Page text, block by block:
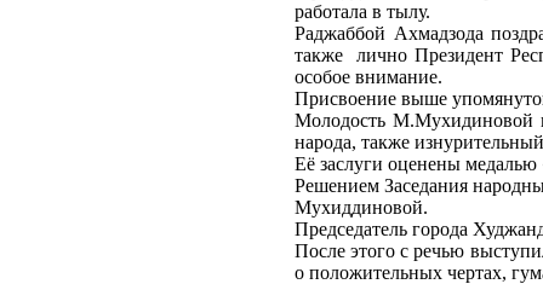
работала в тылу.
Раджаббой Ахмадзода
также лично Президент
особое внимание.
Присвоение выше
Молодость М.Мухидиновой
народа, также
Её заслуги оценены
Решением Заседания
Мухиддиновой.
Председатель города
После этого с речью
о положительных чертах,